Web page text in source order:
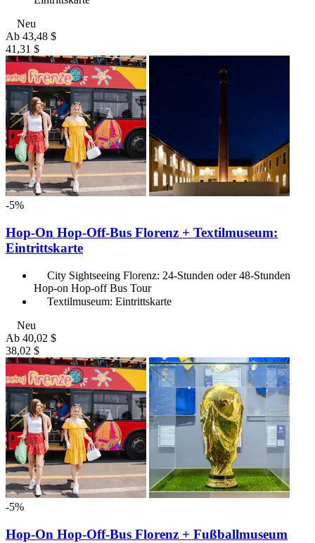
Neu
Ab 43,48 $
41,31 $
-5%
Hop-On Hop-Off-Bus Florenz + Textilmuseum:
Eintrittskarte
City Sightseeing Florenz: 24-Stunden oder 48-Stunden
Hop-on Hop-off Bus Tour
Textilmuseum: Eintrittskarte
Neu
Ab 40,02 $
38,02 $
-5%
Hop-On Hop-Off-Bus Florenz + Fußballmuseum